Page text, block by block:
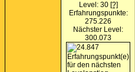
Level: 30 [?]
Erfahrungspunkte:
275.226
Nächster Level:
300.073